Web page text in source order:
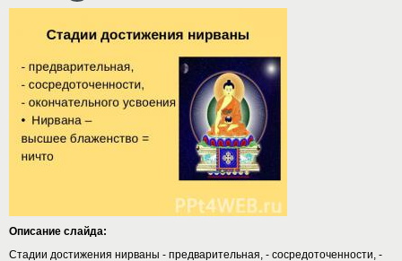
Описание слайда:
Стадии достижения нирваны - предварительная, - сосредоточенности, -